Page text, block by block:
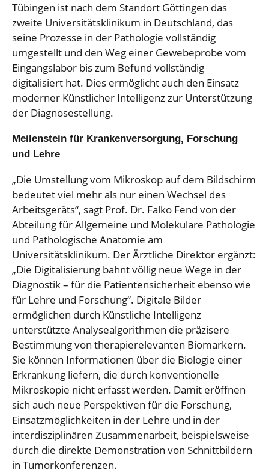
Tübingen ist nach dem Standort Göttingen das
zweite Universitätsklinikum in Deutschland, das
seine Prozesse in der Pathologie vollständig
umgestellt und den Weg einer Gewebeprobe vom
Eingangslabor bis zum Befund vollständig
digitalisiert hat. Dies ermöglicht auch den Einsatz
moderner Künstlicher Intelligenz zur Unterstützung
der Diagnosestellung.
Meilenstein für Krankenversorgung, Forschung
und Lehre
„Die Umstellung vom Mikroskop auf dem Bildschirm
bedeutet viel mehr als nur einen Wechsel des
Arbeitsgeräts“, sagt Prof. Dr. Falko Fend von der
Abteilung für Allgemeine und Molekulare Pathologie
und Pathologische Anatomie am
Universitätsklinikum. Der Ärztliche Direktor ergänzt:
„Die Digitalisierung bahnt völlig neue Wege in der
Diagnostik – für die Patientensicherheit ebenso wie
für Lehre und Forschung“. Digitale Bilder
ermöglichen durch Künstliche Intelligenz
unterstützte Analysealgorithmen die präzisere
Bestimmung von therapierelevanten Biomarkern.
Sie können Informationen über die Biologie einer
Erkrankung liefern, die durch konventionelle
Mikroskopie nicht erfasst werden. Damit eröffnen
sich auch neue Perspektiven für die Forschung,
Einsatzmöglichkeiten in der Lehre und in der
interdisziplinären Zusammenarbeit, beispielsweise
durch die direkte Demonstration von Schnittbildern
in Tumorkonferenzen.